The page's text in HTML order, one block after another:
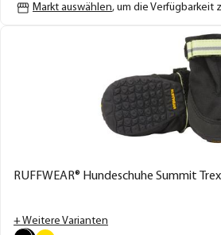
Markt auswählen, um die Verfügbarkeit
RUFFWEAR® Hundeschuhe Summit
+ Weitere Varianten